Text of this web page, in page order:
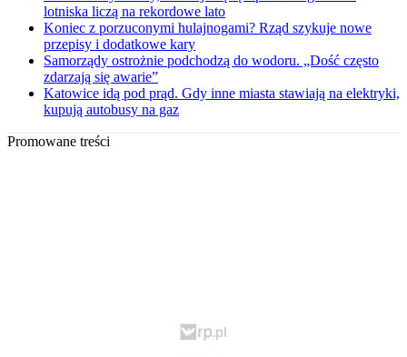
lotniska liczą na rekordowe lato
Koniec z porzuconymi hulajnogami? Rząd szykuje nowe
przepisy i dodatkowe kary
Samorządy ostrożnie podchodzą do wodoru. „Dość często
zdarzają się awarie”
Katowice idą pod prąd. Gdy inne miasta stawiają na elektryki,
kupują autobusy na gaz
Promowane treści